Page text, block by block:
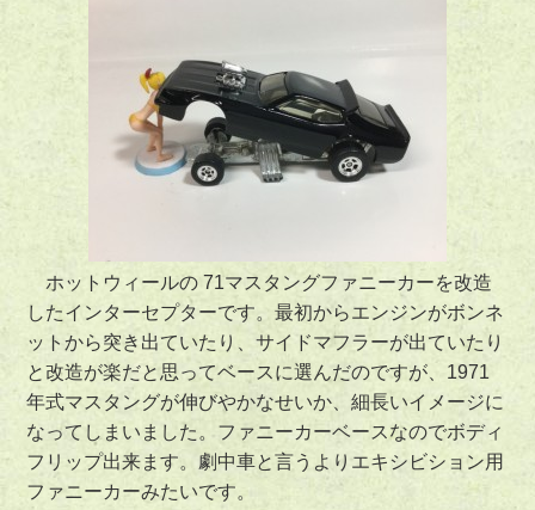
ホットウィールの 71マスタングファニーカーを改造
したインターセプターです。最初からエンジンがボンネ
ットから突き出ていたり、サイドマフラーが出ていたり
と改造が楽だと思ってベースに選んだのですが、1971
年式マスタングが伸びやかなせいか、細長いイメージに
なってしまいました。ファニーカーベースなのでボディ
フリップ出来ます。劇中車と言うよりエキシビション用
ファニーカーみたいです。